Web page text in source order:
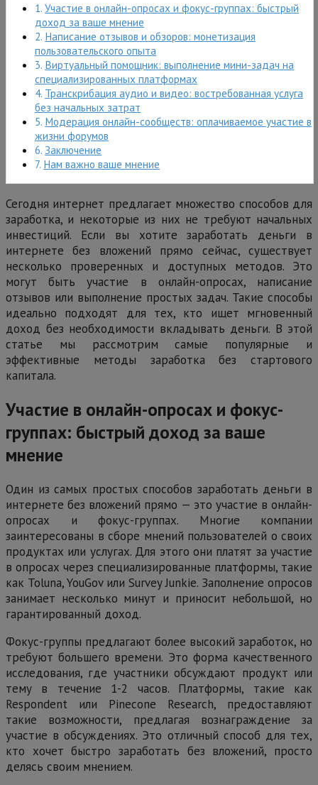
Участие в онлайн-опросах и фокус-группах: быстрый
доход за ваше мнение
Написание отзывов и обзоров: монетизация
пользовательского опыта
Виртуальный помощник: выполнение мини-задач на
специализированных платформах
Транскрибация аудио и видео: востребованная услуга
без начальных затрат
Модерация онлайн-сообществ: оплачиваемое участие в
жизни форумов
Заключение
Нам важно ваше мнение
Сегодня интернет предлагает множество способов для
заработка, и некоторые из них не требуют начальных
инвестиций. Если вы хотите заработать деньги в
интернете без вложений прямо сейчас, существует
несколько проверенных и доступных методов. Это
могут быть участие в онлайн-опросах, написание
отзывов или выполнение простых задач. Такие способы
идеально подходят для тех, кто ищет мгновенный
доход без необходимости вкладывать деньги. В этой
статье мы рассмотрим самые популярные и
эффективные методы заработка без стартового
капитала.
Участие в онлайн-опросах и фокус-
группах: быстрый доход за ваше
мнение
Один из самых простых способов заработать деньги в
интернете без вложений прямо — это участие в онлайн-
опросах и фокус-группах. Многие компании
заинтересованы в сборе мнений пользователей о своих
продуктах или услугах. Для этого они платят за участие
в опросах через специализированные платформы, такие
как Toluna, YouGov или Survey Junkie. Заполнение опросов
занимает несколько минут и приносит небольшой, но
гарантированный доход.
Фокус-группы предлагают более высокий заработок, но
требуют большего времени. Это форма качественного
исследования, где участники обсуждают продукт или
тему в течение 1-2 часов. Платформы, такие как
Respondent или Pinecone Research, предоставляют
такие возможности, предлагая вознаграждение за
участие в обсуждениях. Это отличный способ для тех,
кто хочет быстро заработать без вложений, просто
делясь своим мнением.